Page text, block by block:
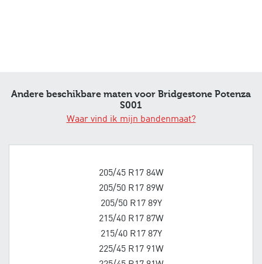
Andere beschikbare maten voor Bridgestone Potenza
S001
Waar vind ik mijn bandenmaat?
205/45 R17 84W
205/50 R17 89W
205/50 R17 89Y
215/40 R17 87W
215/40 R17 87Y
225/45 R17 91W